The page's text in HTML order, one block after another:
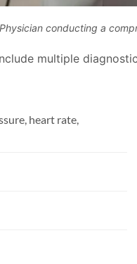
Physician conducting a
multiple
heart rate,